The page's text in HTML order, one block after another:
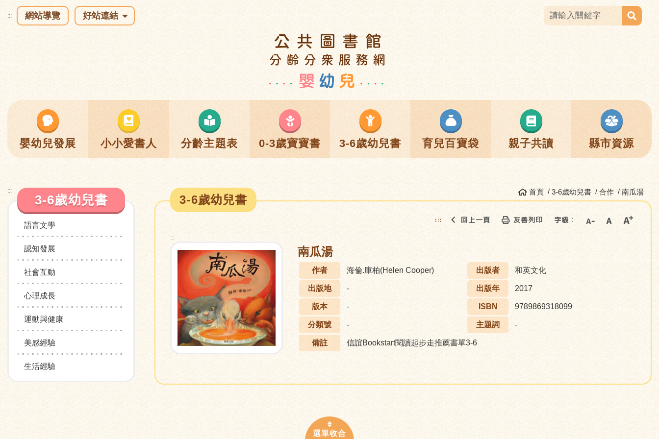
::: 網站導覽 好站連結
嬰幼兒發展 小小愛書人 分齡主題表 0-3歲寶寶書 3-6歲幼兒書 育兒百寶袋 親子共讀 縣市資源
:::
3-6歲幼兒書
語言文學
認知發展
社會互動
心理成長
運動與健康
美感經驗
生活經驗
首頁 3-6歲幼兒書 合作 南瓜湯
3-6歲幼兒書
::: 回上一頁 友善列印 字級：
:::
南瓜湯
作者 海倫.庫柏(Helen Cooper) 出版者 和英文化
出版地 - 出版年 2017
版本 - ISBN 9789869318099
分類號 - 主題詞 -
備註 信誼Bookstart閱讀起步走推薦書單3-6